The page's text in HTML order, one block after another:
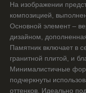
На изображении
композицией,
Основной элемент –
дизайном,
Памятник включает в
гранитной плитой, и
Минималистичные
подчеркнуты
оттенков. Идеально